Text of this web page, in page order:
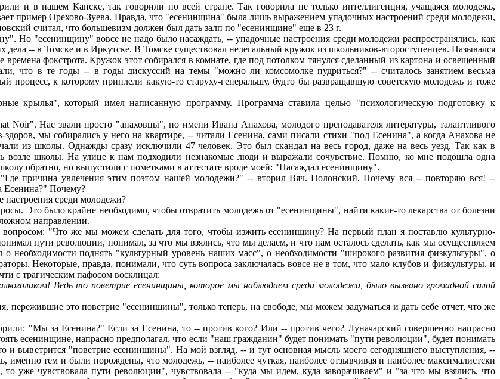
и в нашем Канске, так говорили по всей стране. Так говорила не только интеллигенция, учащаяся молодежь,
пример Орехово-Зуева. Правда, что "есенинщина" была лишь выражением упадочных настроений среди молодежи,
считал, что большевизм должен был дать залп по "есенинщине" еще в 23 г.
Но "есенинщину" вовсе не надо было насаждать, -- упадочные настроения среди молодежи распространялись, как
-- в Томске и в Иркутске. В Томске существовал нелегальный кружок из школьников-второступенцев. Назывался
фокстрота. Кружок этот собирался в комнате, где под потолком тянулся сделанный из картона и освещенный
что в те годы -- в годы дискуссий на темы "можно ли комсомолке пудриться?" -- считалось занятием весьма
процесс, к которому приплели какую-то старуху-генеральшу, будто бы развращавшую советскую молодежь и тоже
крылья", который имел написанную программу. Программа ставила целью "психологическую подготовку к
Нас звали просто "анаховцы", по имени Ивана Анахова, молодого преподавателя литературы, талантливого
мы собирались у него на квартире, -- читали Есенина, сами писали стихи "под Есенина", а когда Анахова не
из школы. Однажды сразу исключили 47 человек. Это был скандал на весь город, даже на весь уезд. Так как в
возле школы. На улице к нам подходили незнакомые люди и выражали сочувствие. Помню, ко мне подошла одна
обратно, но выпустили с пометками в аттестате вроде моей: "Насаждал есенинщину".
причина увлечения этим поэтом нашей молодежи?" -- вторил Вяч. Полонский. Почему вся -- повторяю вся! --
Есенина?" Почему?
среди молодежи?
Это было крайне необходимо, чтобы отвратить молодежь от "есенинщины", найти какие-то лекарства от болезни
направлении.
"Что же мы можем сделать для того, чтобы изжить есенинщину? На первый план я поставлю культурно-
пути революции, понимал, за что мы взялись, что мы делаем, и что нам осталось сделать, как мы осуществляем
поднять "культурный уровень наших масс", о необходимости "широкого развития физкультуры", о
Некоторые, правда, понимали, что суть вопроса заключалась вовсе не в том, что мало клубов и физкультуры, и
с трагическим пафосом восклицал:
Ведь то поветрие есенинщины, которое мы наблюдаем среди молодежи, было вызвано громадной силой
это поветрие "есенинщины", только теперь, на свободе, мы можем задуматься и дать себе отчет, что же
"Мы за Есенина?" Если за Есенина, то -- против кого? Или -- против чего? Луначарский совершенно напрасно
есенинщине, напрасно предполагал, что если "наш гражданин" будет понимать "пути революции", будет понимать
и выветрится "поветрие есенинщины". На мой взгляд, -- и тут основная мысль моего сегодняшнего выступления, --
именно тем и были порождены, что молодежь, -- наиболее чуткая, наиболее отзывчивая и наиболее максималистски
уже чувствовала пути революции", чувствовала -- "куда мы идем, куда заворачиваем" и "за что мы взялись, что